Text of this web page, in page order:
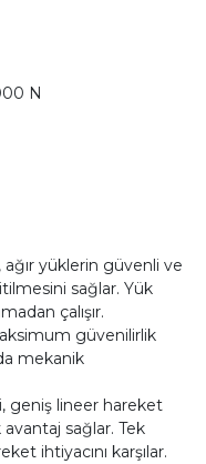
N
yüklerin güvenli ve
itilmesini sağlar. Yük
çalışır.
güvenilirlik
mekanik
geniş lineer hareket
sağlar. Tek
ihtiyacını karşılar.